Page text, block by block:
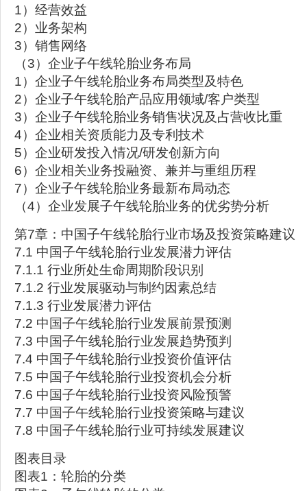
1）经营效益
2）业务架构
3）销售网络
（3）企业子午线轮胎业务布局
1）企业子午线轮胎业务布局类型及特色
2）企业子午线轮胎产品应用领域/客户类型
3）企业子午线轮胎业务销售状况及占营收比重
4）企业相关资质能力及专利技术
5）企业研发投入情况/研发创新方向
6）企业相关业务投融资、兼并与重组历程
7）企业子午线轮胎业务最新布局动态
（4）企业发展子午线轮胎业务的优劣势分析
第7章：中国子午线轮胎行业市场及投资策略建议
7.1 中国子午线轮胎行业发展潜力评估
7.1.1 行业所处生命周期阶段识别
7.1.2 行业发展驱动与制约因素总结
7.1.3 行业发展潜力评估
7.2 中国子午线轮胎行业发展前景预测
7.3 中国子午线轮胎行业发展趋势预判
7.4 中国子午线轮胎行业投资价值评估
7.5 中国子午线轮胎行业投资机会分析
7.6 中国子午线轮胎行业投资风险预警
7.7 中国子午线轮胎行业投资策略与建议
7.8 中国子午线轮胎行业可持续发展建议
图表目录
图表1：轮胎的分类